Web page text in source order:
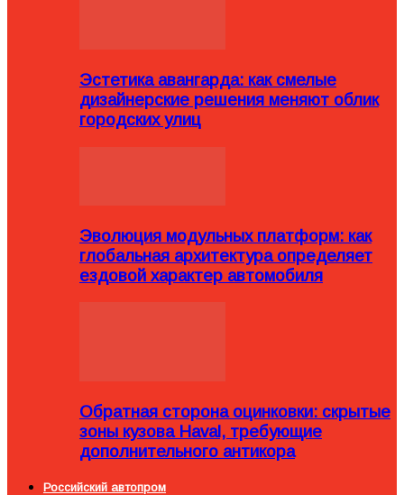
Эстетика авангарда: как смелые
дизайнерские решения меняют облик
городских улиц
Эволюция модульных платформ: как
глобальная архитектура определяет
ездовой характер автомобиля
Обратная сторона оцинковки: скрытые
зоны кузова Haval, требующие
дополнительного антикора
Российский автопром